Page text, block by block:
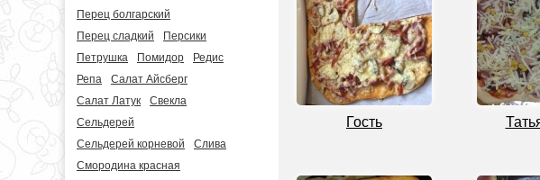
Перец болгарский
Перец сладкий
Персики
Петрушка
Помидор
Редис
Репа
Салат Айсберг
Салат Латук
Свекла
Сельдерей
Сельдерей корневой
Слива
Смородина красная
Гость